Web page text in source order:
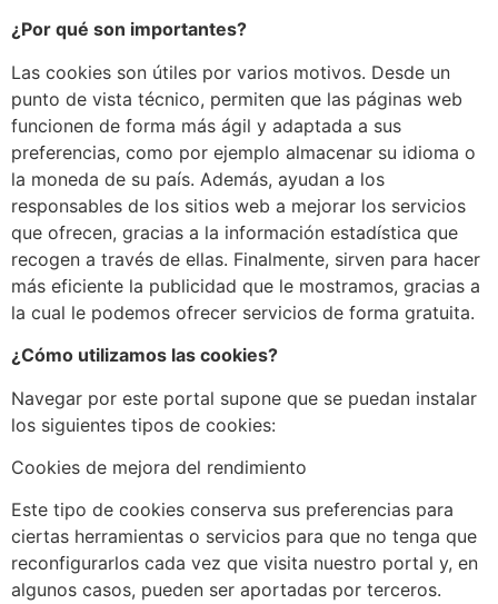
¿Por qué son importantes?
Las cookies son útiles por varios motivos. Desde un
punto de vista técnico, permiten que las páginas web
funcionen de forma más ágil y adaptada a sus
preferencias, como por ejemplo almacenar su idioma o
la moneda de su país. Además, ayudan a los
responsables de los sitios web a mejorar los servicios
que ofrecen, gracias a la información estadística que
recogen a través de ellas. Finalmente, sirven para hacer
más eficiente la publicidad que le mostramos, gracias a
la cual le podemos ofrecer servicios de forma gratuita.
¿Cómo utilizamos las cookies?
Navegar por este portal supone que se puedan instalar
los siguientes tipos de cookies:
Cookies de mejora del rendimiento
Este tipo de cookies conserva sus preferencias para
ciertas herramientas o servicios para que no tenga que
reconfigurarlos cada vez que visita nuestro portal y, en
algunos casos, pueden ser aportadas por terceros.